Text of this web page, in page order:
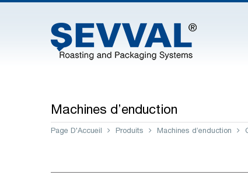
Machines d’enduction
Page D'Accueil Produits Machines d’enduction